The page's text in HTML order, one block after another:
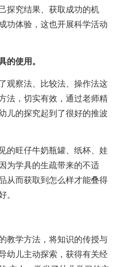
探究结果、获取成功的机
功体验，这也开展科学活动
的使用。
察法、比较法、操作法这
法，切实有效，通过老师精
儿的探究起到了很好的推波
旺仔牛奶瓶罐、纸杯、娃
为学具的生疏带来的不适
从而获取到怎么样才能叠得
。
学方法，将知识的传授与
幼儿主动探索，获得有关经